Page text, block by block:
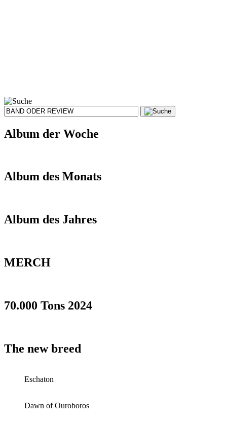
Album der Woche
Album des Monats
Album des Jahres
MERCH
70.000 Tons 2024
The new breed
Eschaton
Dawn of Ouroboros